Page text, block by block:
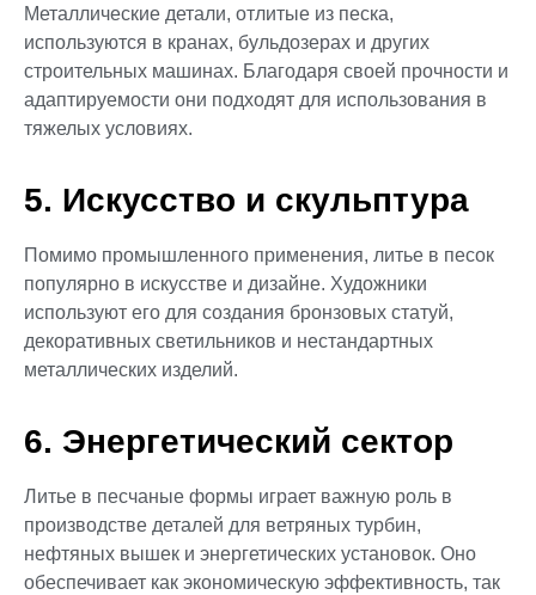
Металлические детали, отлитые из песка,
используются в кранах, бульдозерах и других
строительных машинах. Благодаря своей прочности и
адаптируемости они подходят для использования в
тяжелых условиях.
5. Искусство и скульптура
Помимо промышленного применения, литье в песок
популярно в искусстве и дизайне. Художники
используют его для создания бронзовых статуй,
декоративных светильников и нестандартных
металлических изделий.
6. Энергетический сектор
Литье в песчаные формы играет важную роль в
производстве деталей для ветряных турбин,
нефтяных вышек и энергетических установок. Оно
обеспечивает как экономическую эффективность, так